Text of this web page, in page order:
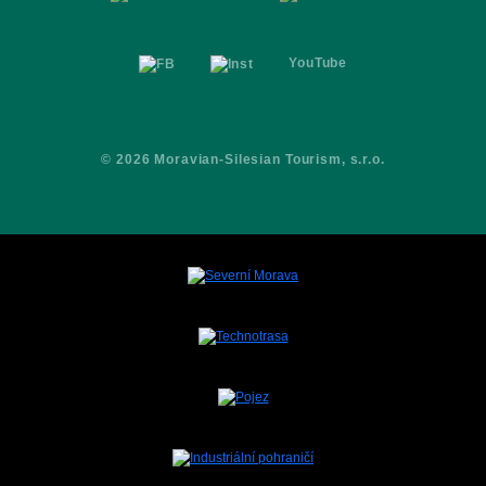
© 2026 Moravian-Silesian Tourism, s.r.o.
YouTube